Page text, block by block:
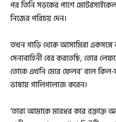
পর তিনি সড়কের পাশে
নিজের পরিচয় দেন।
তখন গাড়ি থেকে আসামিরা
সেনাবাহিনী বের করতেছি, তোর
তোকে এখনি মেরে ফেলব’ বলে কিল-
ভাষায় গালিগালাজ করেন।
‘তারা আমাকে মারধর করে রক্তাক্ত